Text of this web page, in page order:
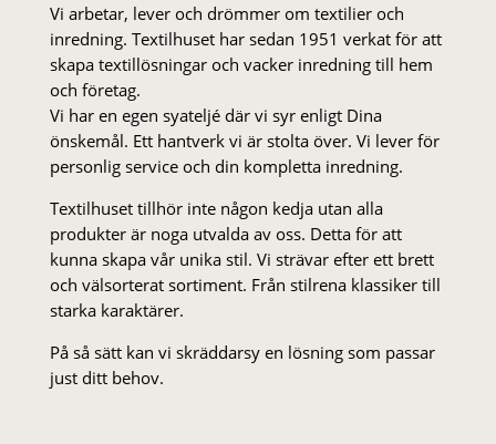
Vi arbetar, lever och drömmer om textilier och
inredning. Textilhuset har sedan 1951 verkat för att
skapa textillösningar och vacker inredning till hem
och företag.
Vi har en egen syateljé där vi syr enligt Dina
önskemål. Ett hantverk vi är stolta över. Vi lever för
personlig service och din kompletta inredning.
Textilhuset tillhör inte någon kedja utan alla
produkter är noga utvalda av oss. Detta för att
kunna skapa vår unika stil. Vi strä­var efter ett brett
och välsorterat sor­ti­ment. Från stil­rena klas­siker till
starka karaktärer.
På så sätt kan vi skräddarsy en lösning som passar
just ditt behov.